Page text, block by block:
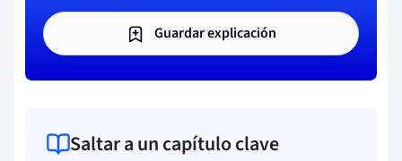
Guardar explicación
Saltar a un capítulo clave